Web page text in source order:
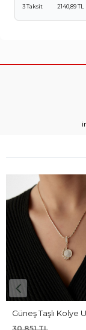
3 Taksit
2140,89 TL
Ucu